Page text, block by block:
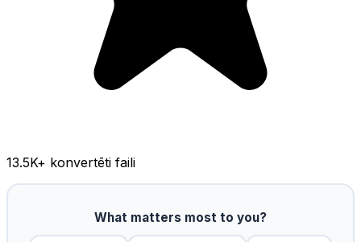
13.5K+ konvertēti faili
What matters most to you?